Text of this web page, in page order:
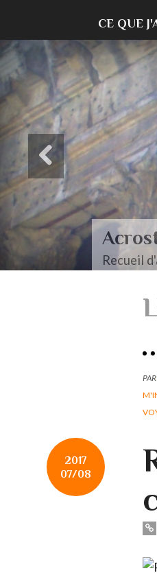
CE QUE
Recueil
PAR
2017
07/08